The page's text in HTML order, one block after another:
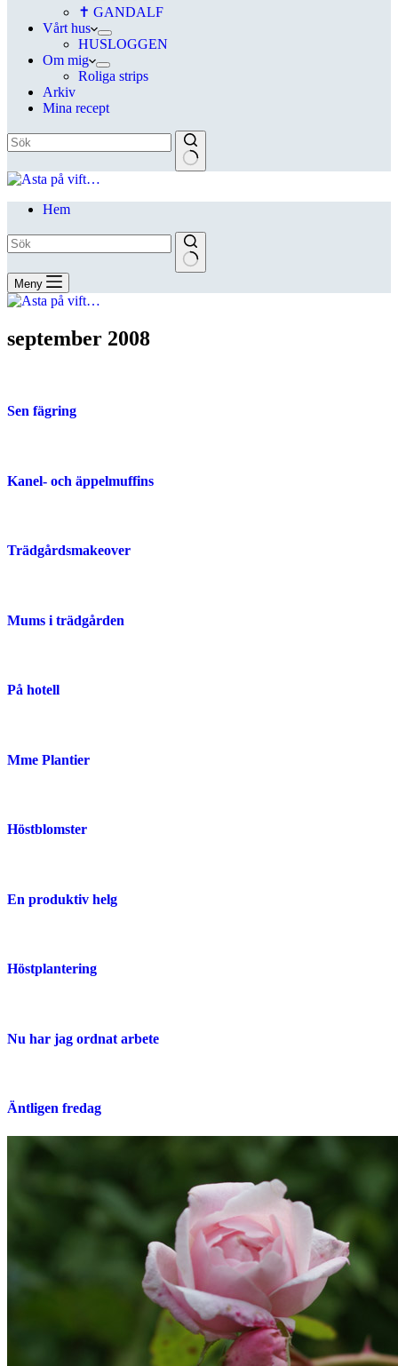
✝ GANDALF
Vårt hus
HUSLOGGEN
Om mig
Roliga strips
Arkiv
Mina recept
Hem
Meny
september 2008
Sen fägring
Kanel- och äppelmuffins
Trädgårdsmakeover
Mums i trädgården
På hotell
Mme Plantier
Höstblomster
En produktiv helg
Höstplantering
Nu har jag ordnat arbete
Äntligen fredag